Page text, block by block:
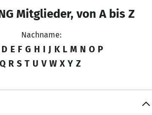
Mitglieder, von A bis Z
Nachname:
D E F G H I J K L M N O P
Q R S T U V W X Y Z